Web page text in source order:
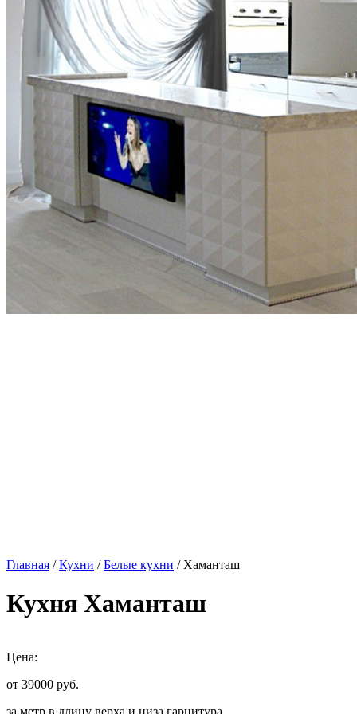
Главная /Кухни /Белые кухни / Хаманташ
Кухня Хаманташ
Цена:
от 39000 руб.
за метр в длину верха и низа гарнитура